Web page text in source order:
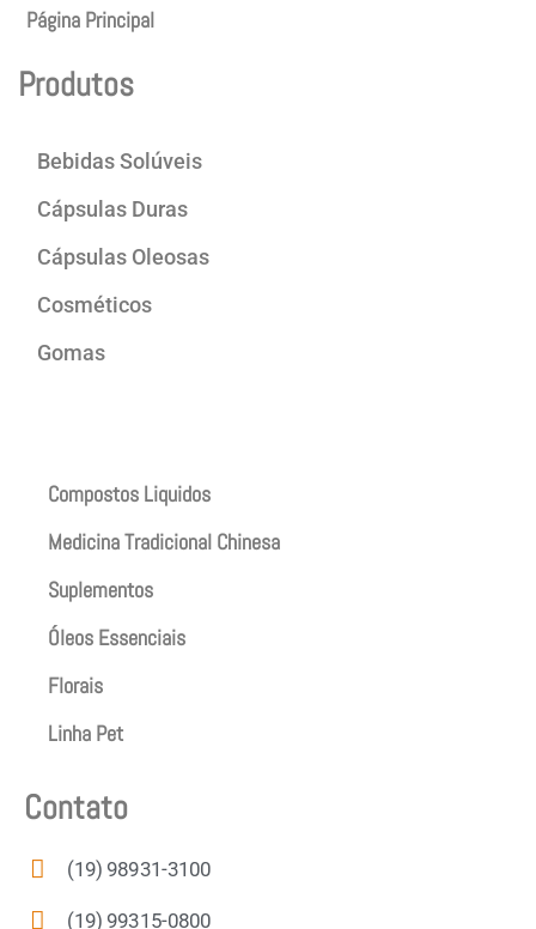
Página Principal
Produtos
Bebidas Solúveis
Cápsulas Duras
Cápsulas Oleosas
Cosméticos
Gomas
Compostos Liquidos
Medicina Tradicional Chinesa
Suplementos
Óleos Essenciais
Florais
Linha Pet
Contato
(19) 98931-3100
(19) 99315-0800